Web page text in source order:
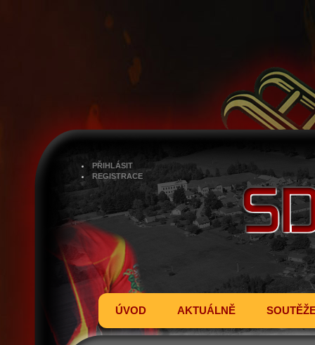
PŘIHLÁSIT
REGISTRACE
ÚVOD AKTUÁLNĚ